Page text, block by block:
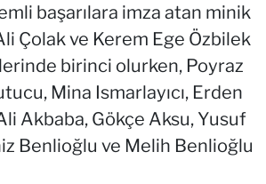
başarılara imza atan minik
Çolak ve Kerem Ege Özbilek
birinci olurken, Poyraz
Mina Ismarlayıcı, Erden
Akbaba, Gökçe Aksu, Yusuf
Benlioğlu ve Melih Benlioğlu